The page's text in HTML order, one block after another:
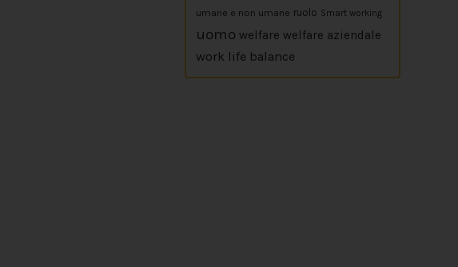
umane e non umane ruolo Smart working
uomo welfare welfare aziendale
work life balance